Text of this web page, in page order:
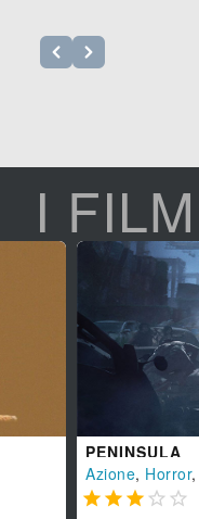
I
PENINSULA
Azione, Horror,
    